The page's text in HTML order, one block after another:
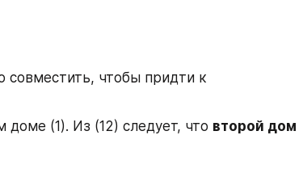
совместить, чтобы придти к
(1). Из (12) следует, что второй дом